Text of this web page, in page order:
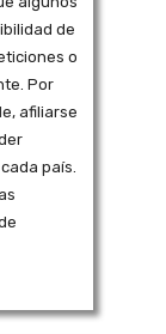
de
o
Por
afiliarse
país.